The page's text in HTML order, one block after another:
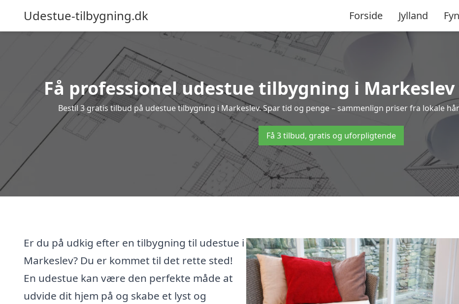
Udestue-tilbygning.dk Forside Jylland Fyn
Få professionel udestue tilbygning i
Bestil 3 gratis tilbud på udestue tilbygning i Markeslev. Spar tid og penge – sammenlign priser fra lokale
Få 3 tilbud, gratis og uforpligtende
Er du på udkig efter en tilbygning til udestue i
Markeslev? Du er kommet til det rette sted!
En udestue kan være den perfekte måde at
udvide dit hjem på og skabe et lyst og